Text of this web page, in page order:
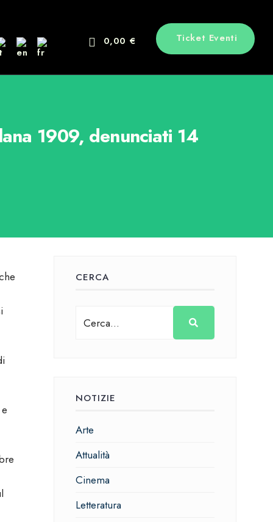
Ticket Eventi
0,00 €
1909, denunciati 14
e
CERCA
NOTIZIE
Arte
Attualità
Cinema
Letteratura